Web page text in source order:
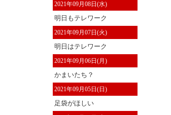
2021年09月08日(水)
明日もテレワーク
2021年09月07日(火)
明日はテレワーク
2021年09月06日(月)
かまいたち？
2021年09月05日(日)
足袋がほしい